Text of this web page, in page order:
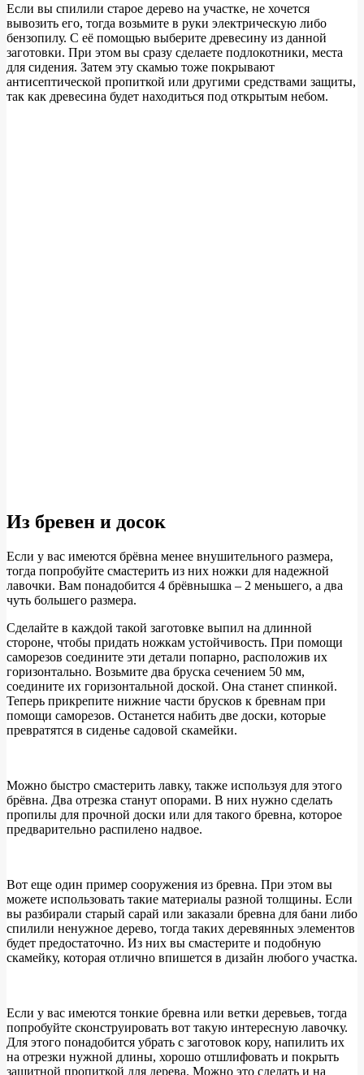
Если вы спилили старое дерево на участке, не хочется
вывозить его, тогда возьмите в руки электрическую либо
бензопилу. С её помощью выберите древесину из данной
заготовки. При этом вы сразу сделаете подлокотники, места
для сидения. Затем эту скамью тоже покрывают
антисептической пропиткой или другими средствами защиты,
так как древесина будет находиться под открытым небом.
Из бревен и досок
Если у вас имеются брёвна менее внушительного размера,
тогда попробуйте смастерить из них ножки для надежной
лавочки. Вам понадобится 4 брёвнышка – 2 меньшего, а два
чуть большего размера.
Сделайте в каждой такой заготовке выпил на длинной
стороне, чтобы придать ножкам устойчивость. При помощи
саморезов соедините эти детали попарно, расположив их
горизонтально. Возьмите два бруска сечением 50 мм,
соедините их горизонтальной доской. Она станет спинкой.
Теперь прикрепите нижние части брусков к бревнам при
помощи саморезов. Останется набить две доски, которые
превратятся в сиденье садовой скамейки.
Можно быстро смастерить лавку, также используя для этого
брёвна. Два отрезка станут опорами. В них нужно сделать
пропилы для прочной доски или для такого бревна, которое
предварительно распилено надвое.
Вот еще один пример сооружения из бревна. При этом вы
можете использовать такие материалы разной толщины. Если
вы разбирали старый сарай или заказали бревна для бани либо
спилили ненужное дерево, тогда таких деревянных элементов
будет предостаточно. Из них вы смастерите и подобную
скамейку, которая отлично впишется в дизайн любого участка.
Если у вас имеются тонкие бревна или ветки деревьев, тогда
попробуйте сконструировать вот такую интересную лавочку.
Для этого понадобится убрать с заготовок кору, напилить их
на отрезки нужной длины, хорошо отшлифовать и покрыть
защитной пропиткой для дерева. Можно это сделать и на